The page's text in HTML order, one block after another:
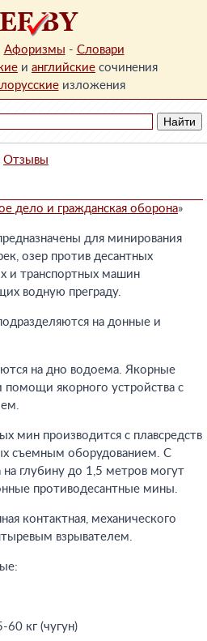
Афоризмы - Словари
и английские сочинения
изложения
Отзывы
дело и гражданская оборона»
для минирования
озер против десантных
и транспортных машин
водную преграду.
на донные и
на дно водоема. Якорные
помощи якорного устройства с
мин производится с плавсредств
съемным оборудованием. С
на глубину до 1,5 метров могут
противодесантные мины.
контактная, механического
взрывателем.
60 кг (чугун)